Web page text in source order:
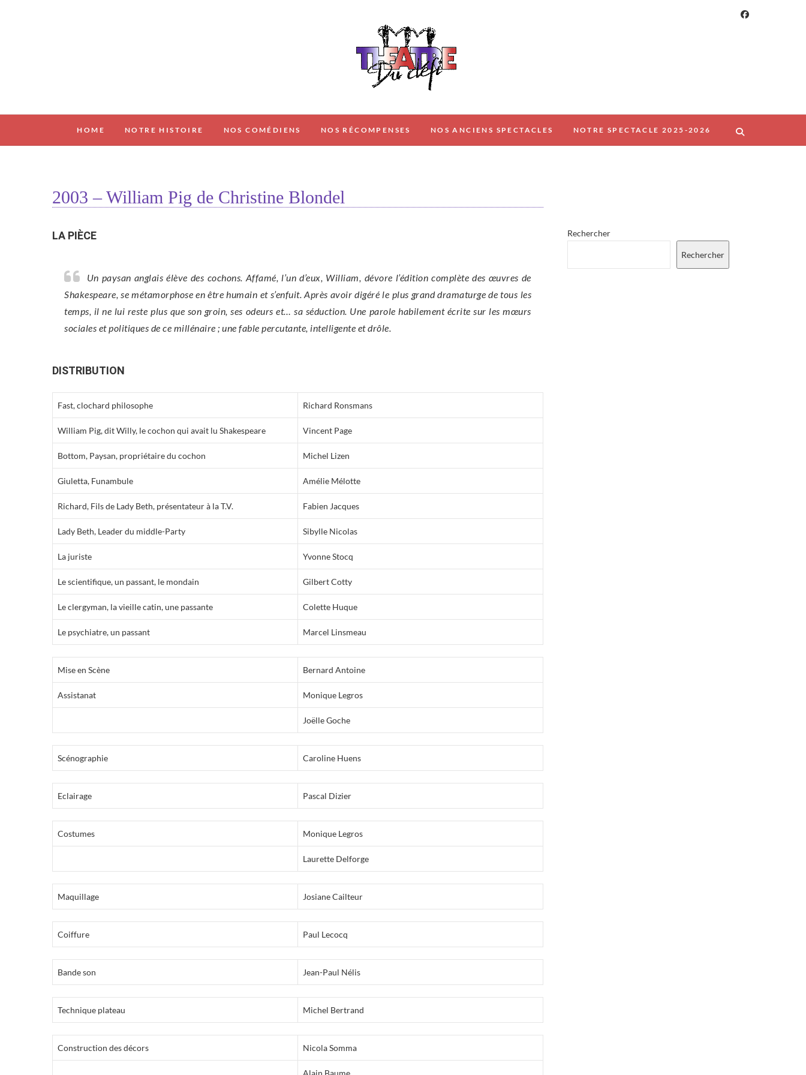
THÉÂTRE DU DÉFI
HOME NOTRE HISTOIRE NOS COMÉDIENS NOS RÉCOMPENSES NOS ANCIENS SPECTACLES NOTRE SPECTACLE 2025-2026
2003 – William Pig de Christine Blondel
LA PIÈCE
Un paysan anglais élève des cochons. Affamé, l’un d’eux, William, dévore l’édition complète des œuvres de
Shakespeare, se métamorphose en être humain et s’enfuit. Après avoir digéré le plus grand dramaturge de tous les
temps, il ne lui reste plus que son groin, ses odeurs et… sa séduction. Une parole habilement écrite sur les mœurs
sociales et politiques de ce millénaire ; une fable percutante, intelligente et drôle.
DISTRIBUTION
Fast, clochard philosophe Richard Ronsmans
William Pig, dit Willy, le cochon qui avait lu Shakespeare Vincent Page
Bottom, Paysan, propriétaire du cochon Michel Lizen
Giuletta, Funambule Amélie Mélotte
Richard, Fils de Lady Beth, présentateur à la T.V. Fabien Jacques
Lady Beth, Leader du middle-Party Sibylle Nicolas
La juriste Yvonne Stocq
Le scientifique, un passant, le mondain Gilbert Cotty
Le clergyman, la vieille catin, une passante Colette Huque
Le psychiatre, un passant Marcel Linsmeau
Mise en Scène Bernard Antoine
Assistanat Monique Legros
Joëlle Goche
Scénographie Caroline Huens
Eclairage Pascal Dizier
Costumes Monique Legros
Laurette Delforge
Maquillage Josiane Cailteur
Coiffure Paul Lecocq
Bande son Jean-Paul Nélis
Technique plateau Michel Bertrand
Construction des décors Nicola Somma
Alain Baume
Rechercher
Rechercher